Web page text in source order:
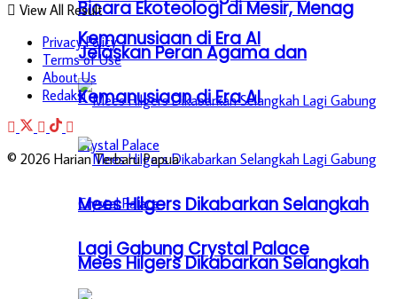
Kemanusiaan di Era AI
Mees Hilgers Dikabarkan Selangkah
Lagi Gabung Crystal Palace
Bicara Ekoteologi di Mesir, Menag
Jelaskan Peran Agama dan
Kemanusiaan di Era AI
Mees Hilgers Dikabarkan Selangkah
View All Result
Privacy Policy
Terms of Use
About Us
Redaksi
© 2026 Harian Terbaru Papua